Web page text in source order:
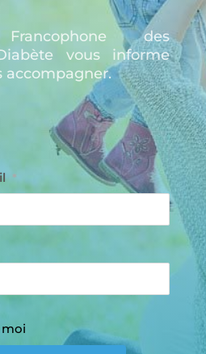
Francophone des
vous informe
accompagner.
*
moi